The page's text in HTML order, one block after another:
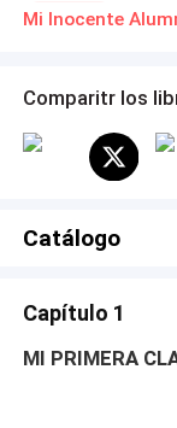
hija de una
Comedia
Comparitr los
Catálogo
Capítulo 1
MI PRIMERA